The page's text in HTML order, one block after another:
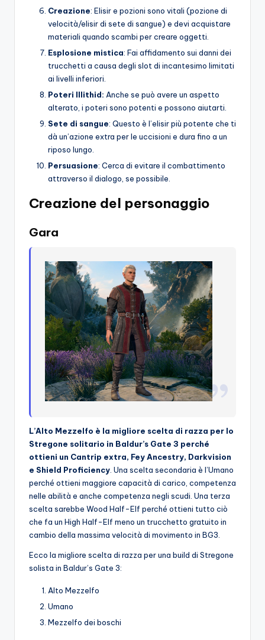
Creazione: Elisir e pozioni sono vitali (pozione di
velocità/elisir di sete di sangue) e devi acquistare
materiali quando scambi per creare oggetti.
Esplosione mistica: Fai affidamento sui danni dei
trucchetti a causa degli slot di incantesimo limitati
ai livelli inferiori.
Poteri Illithid: Anche se può avere un aspetto
alterato, i poteri sono potenti e possono aiutarti.
Sete di sangue: Questo è l’elisir più potente che ti
dà un’azione extra per le uccisioni e dura fino a un
riposo lungo.
Persuasione: Cerca di evitare il combattimento
attraverso il dialogo, se possibile.
Creazione del personaggio
Gara
L’Alto Mezzelfo è la migliore scelta di razza per lo
Stregone solitario in Baldur’s Gate 3 perché
ottieni un Cantrip extra, Fey Ancestry, Darkvision
e Shield Proficiency . Una scelta secondaria è l’Umano
perché ottieni maggiore capacità di carico, competenza
nelle abilità e anche competenza negli scudi. Una terza
scelta sarebbe Wood Half-Elf perché ottieni tutto ciò
che fa un High Half-Elf meno un trucchetto gratuito in
cambio della massima velocità di movimento in BG3.
Ecco la migliore scelta di razza per una build di Stregone
solista in Baldur’s Gate 3:
Alto Mezzelfo
Umano
Mezzelfo dei boschi